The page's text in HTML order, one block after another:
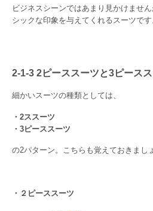
ビジネスシーンではあまり見かけませ
シックな印象を与えてくれるスーツです
2-1-3 2ピーススーツと3ピース
細かいスーツの種類としては、
・2ススーツ
・3ピーススーツ
の2パターン。こちらも覚えておきまし
・２ピーススーツ